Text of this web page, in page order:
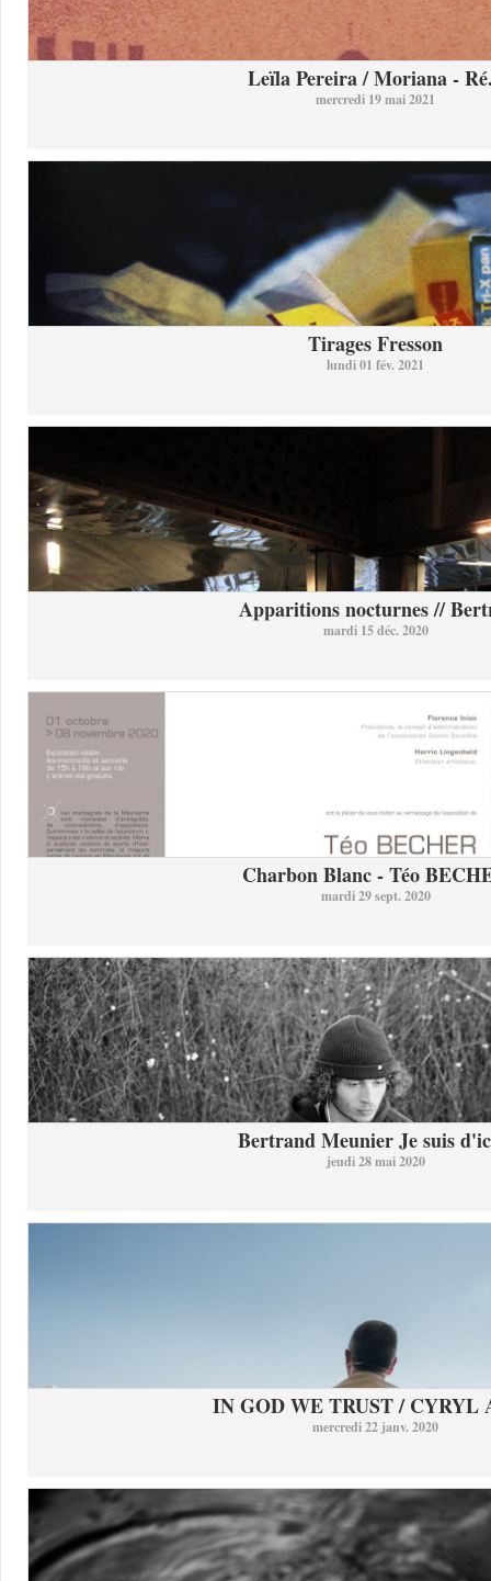
Leïla Pereira / Moriana -
mercredi 19 mai 2021
Tirages Fresson
lundi 01 fév. 2021
Apparitions nocturnes //
mardi 15 déc. 2020
Charbon Blanc - Téo
mardi 29 sept. 2020
Bertrand Meunier Je suis
jeudi 28 mai 2020
IN GOD WE TRUST / CYRYL
mercredi 22 janv. 2020